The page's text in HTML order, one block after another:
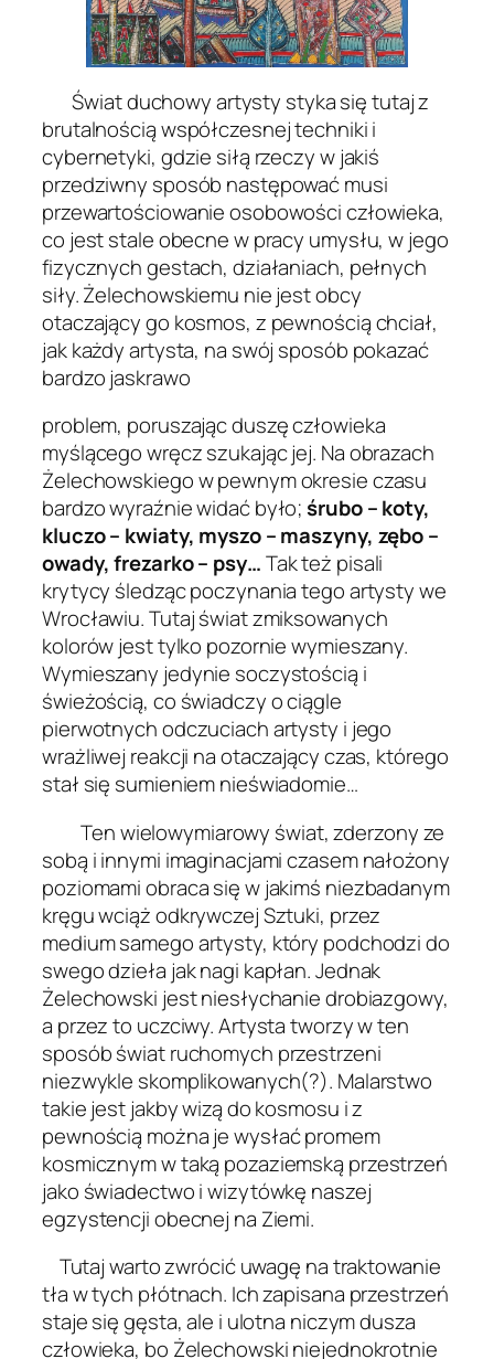
Świat duchowy artysty styka się tutaj z
brutalnością współczesnej techniki i
cybernetyki, gdzie siłą rzeczy w jakiś
przedziwny sposób następować musi
przewartościowanie osobowości człowieka,
co jest stale obecne w pracy umysłu, w jego
fizycznych gestach, działaniach, pełnych
siły. Żelechowskiemu nie jest obcy
otaczający go kosmos, z pewnością chciał,
jak każdy artysta, na swój sposób pokazać
bardzo jaskrawo
problem, poruszając duszę człowieka
myślącego wręcz szukając jej. Na obrazach
Żelechowskiego w pewnym okresie czasu
bardzo wyraźnie widać było;śrubo – koty,
kluczo – kwiaty, myszo – maszyny, zębo –
owady, frezarko – psy…Tak też pisali
krytycy śledząc poczynania tego artysty we
Wrocławiu. Tutaj świat zmiksowanych
kolorów jest tylko pozornie wymieszany.
Wymieszany jedynie soczystością i
świeżością, co świadczy o ciągle
pierwotnych odczuciach artysty i jego
wrażliwej reakcji na otaczający czas, którego
stał się sumieniem nieświadomie…
Ten wielowymiarowy świat, zderzony ze
sobą i innymi imaginacjami czasem nałożony
poziomami obraca się w jakimś niezbadanym
kręgu wciąż odkrywczej Sztuki, przez
medium samego artysty, który podchodzi do
swego dzieła jak nagi kapłan. Jednak
Żelechowski jest niesłychanie drobiazgowy,
a przez to uczciwy. Artysta tworzy w ten
sposób świat ruchomych przestrzeni
niezwykle skomplikowanych(?). Malarstwo
takie jest jakby wizą do kosmosu i z
pewnością można je wysłać promem
kosmicznym w taką pozaziemską przestrzeń
jako świadectwo i wizytówkę naszej
egzystencji obecnej na Ziemi.
Tutaj warto zwrócić uwagę na traktowanie
tła w tych płótnach. Ich zapisana przestrzeń
staje się gęsta, ale i ulotna niczym dusza
człowieka, bo Żelechowski niejednokrotnie